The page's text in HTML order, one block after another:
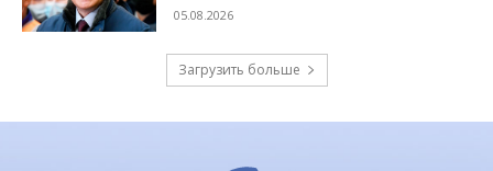
05.08.2026
Загрузить больше